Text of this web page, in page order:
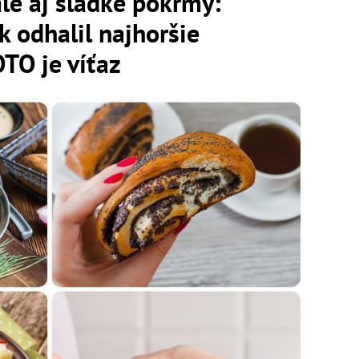
odhalil najhoršie
je víťaz